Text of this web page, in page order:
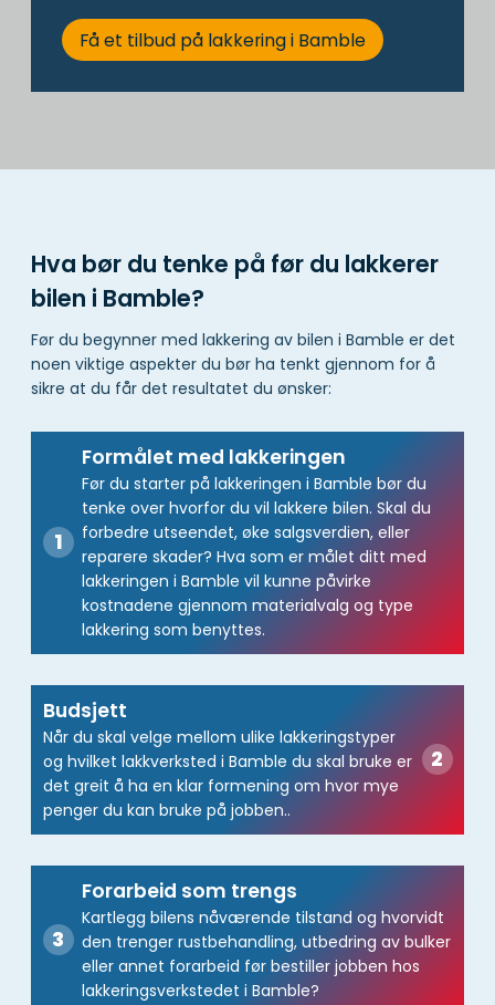
Få et tilbud på lakkering i Bamble
Hva bør du tenke på før du lakkerer
bilen i Bamble?
Før du begynner med lakkering av bilen i Bamble er det
noen viktige aspekter du bør ha tenkt gjennom for å
sikre at du får det resultatet du ønsker:
Formålet med lakkeringen
Før du starter på lakkeringen i Bamble bør du
tenke over hvorfor du vil lakkere bilen. Skal du
forbedre utseendet, øke salgsverdien, eller
reparere skader? Hva som er målet ditt med
lakkeringen i Bamble vil kunne påvirke
kostnadene gjennom materialvalg og type
lakkering som benyttes.
Budsjett
Når du skal velge mellom ulike lakkeringstyper
og hvilket lakkverksted i Bamble du skal bruke er
det greit å ha en klar formening om hvor mye
penger du kan bruke på jobben..
Forarbeid som trengs
Kartlegg bilens nåværende tilstand og hvorvidt
den trenger rustbehandling, utbedring av bulker
eller annet forarbeid før bestiller jobben hos
lakkeringsverkstedet i Bamble?